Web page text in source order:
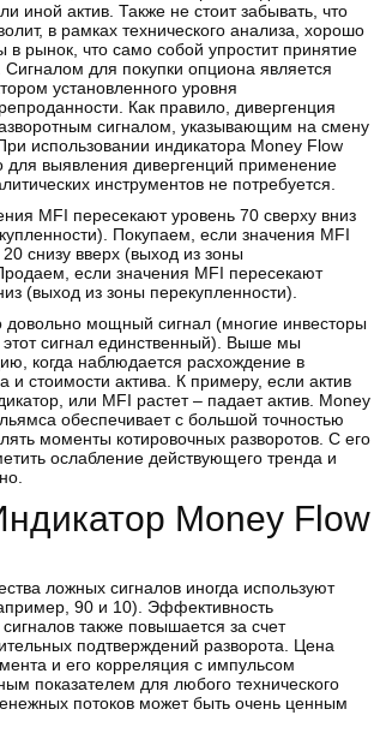
иной актив. Также не стоит забывать, что
в рамках технического анализа, хорошо
в рынок, что само собой упростит принятие
для покупки опциона является
установленного уровня
Как правило, дивергенция
сигналом, указывающим на смену
использовании индикатора Money Flow
для выявления дивергенций применение
инструментов не потребуется.
MFI пересекают уровень 70 сверху вниз
Покупаем, если значения MFI
снизу вверх (выход из зоны
если значения MFI пересекают
(выход из зоны перекупленности).
довольно мощный сигнал (многие инвесторы
этот сигнал единственный). Выше мы
когда наблюдается расхождение в
и стоимости актива. К примеру, если актив
или MFI растет – падает актив. Money
обеспечивает с большой точностью
моменты котировочных разворотов. С его
ослабление действующего тренда и
Money Flow
ложных сигналов иногда используют
90 и 10). Эффективность
также повышается за счет
подтверждений разворота. Цена
и его корреляция с импульсом
показателем для любого технического
потоков может быть очень ценным